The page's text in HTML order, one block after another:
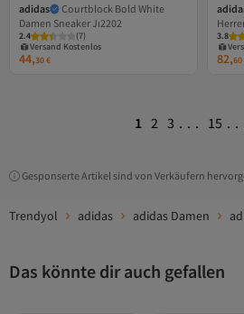
adidas
Courtblock Bold White
Damen Sneaker Jı2202
2.4 (7)
Versand Kostenlos
Gratis Versand
Versand Kostenlos
44,30€
3.8
82,60
1 2 3 ... 15
Gesponserte Artikel sind von Verkäufern
Trendyol adidas adidas Damen
Das könnte dir auch gefallen